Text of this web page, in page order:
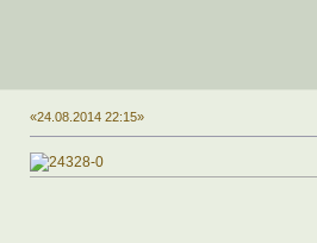
«24.08.2014 22:15»